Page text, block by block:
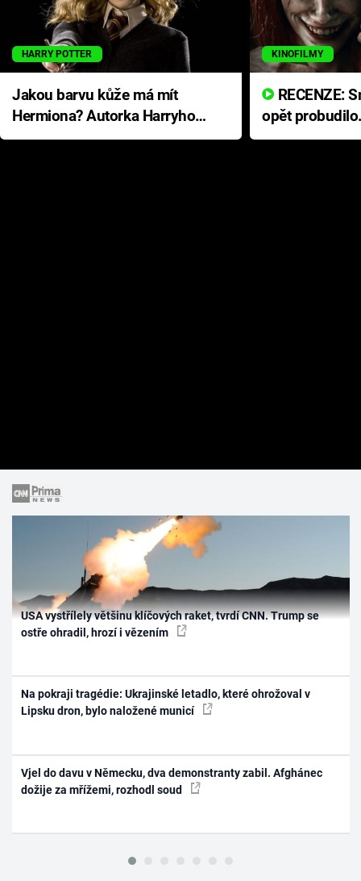
HARRY POTTER
Jakou barvu kůže má mít
Hermiona? Autorka Harryho
Pottera přišla s ráznou
KINOFILMY
opět
přichází s
USA vystřílely většinu klíčových raket, tvrdí CNN. Trump se
ostře ohradil, hrozí i vězením
Na pokraji tragédie: Ukrajinské letadlo, které ohrožoval v
Lipsku dron, bylo naložené municí
Vjel do davu v Německu, dva demonstranty zabil. Afghánec
dožije za mřížemi, rozhodl soud